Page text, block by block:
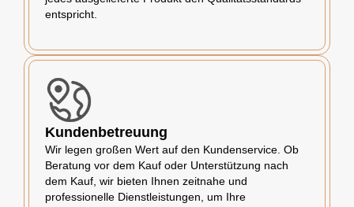
entspricht.
Kundenbetreuung
Wir legen großen Wert auf den Kundenservice. Ob
Beratung vor dem Kauf oder Unterstützung nach
dem Kauf, wir bieten Ihnen zeitnahe und
professionelle Dienstleistungen, um Ihre